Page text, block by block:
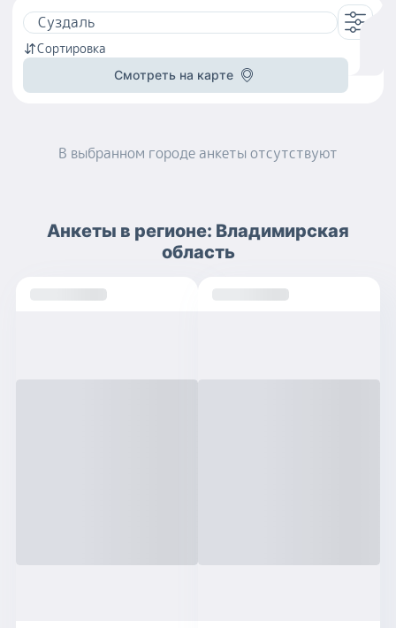
Сортировка
Смотреть на карте
В выбранном городе анкеты отсутствуют
Анкеты в регионе: Владимирская
область